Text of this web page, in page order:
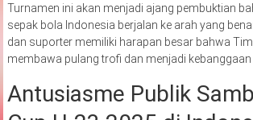
Turnamen ini akan menjadi ajang pembuktian
sepak bola Indonesia berjalan ke arah yang
dan suporter memiliki harapan besar bahwa
membawa pulang trofi dan menjadi kebanggaan
Antusiasme Publik